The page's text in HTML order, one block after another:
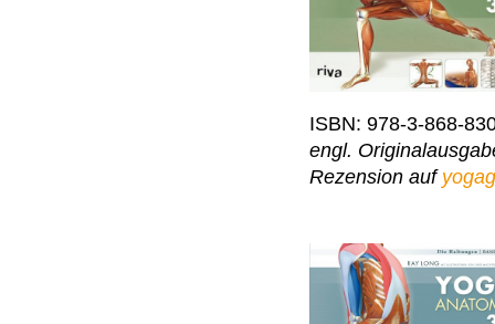
ISBN: 978-3-868-
engl.
Rezension auf